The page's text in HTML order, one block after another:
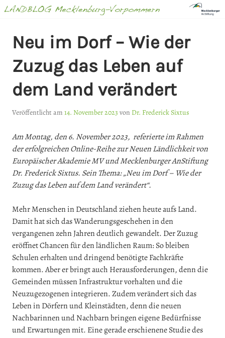
Springe
LANDBLOG
MECKLENBURG-
VORPOMMERN
Neu im Dorf – Wie der
Zuzug das Leben auf
dem Land verändert
Veröffentlicht am 14. November 2023 von Dr. Frederick Sixtus
Am Montag, den 6. November 2023, referierte im Rahmen
der erfolgreichen Online-Reihe zur Neuen Ländlichkeit von
Europäischer Akademie MV und Mecklenburger AnStiftung
Dr. Frederick Sixtus. Sein Thema: „Neu im Dorf – Wie der
Zuzug das Leben auf dem Land verändert“.
Mehr Menschen in Deutschland ziehen heute aufs Land.
Damit hat sich das Wanderungsgeschehen in den
vergangenen zehn Jahren deutlich gewandelt. Der Zuzug
eröffnet Chancen für den ländlichen Raum: So bleiben
Schulen erhalten und dringend benötigte Fachkräfte
kommen. Aber er bringt auch Herausforderungen, denn die
Gemeinden müssen Infrastruktur vorhalten und die
Neuzugezogenen integrieren. Zudem verändert sich das
Leben in Dörfern und Kleinstädten, denn die neuen
Nachbarinnen und Nachbarn bringen eigene Bedürfnisse
und Erwartungen mit. Eine gerade erschienene Studie des